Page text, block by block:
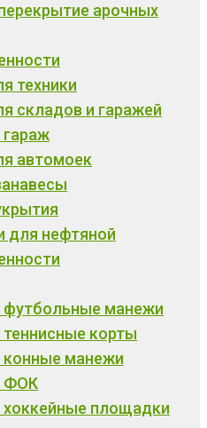
арочных
техники
складов и гаражей
автомоек
для нефтяной
футбольные манежи
корты
конные манежи
ФОК
площадки